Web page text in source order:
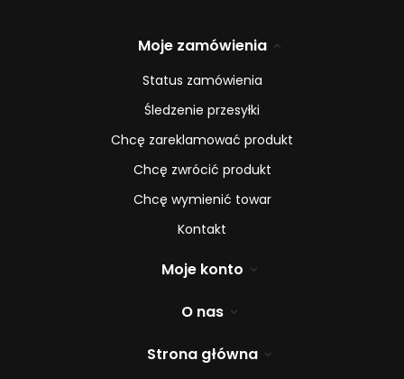
Moje zamówienia
Status zamówienia
Śledzenie przesyłki
Chcę zareklamować produkt
Chcę zwrócić produkt
Chcę wymienić towar
Kontakt
Moje konto
O nas
Strona główna